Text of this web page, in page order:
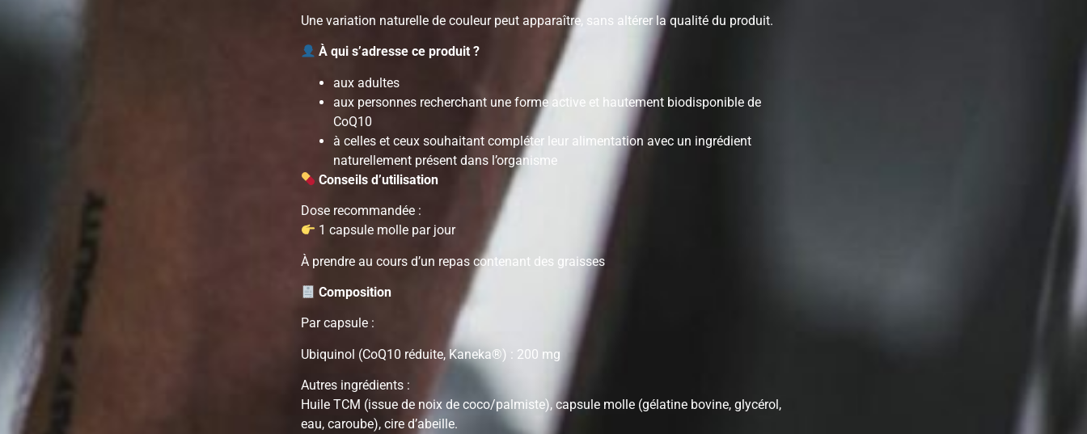
Une variation naturelle de couleur peut apparaître, sans altérer la qualité du produit.
À qui s’adresse ce produit ?
aux adultes
aux personnes recherchant une forme active et hautement biodisponible de
CoQ10
à celles et ceux souhaitant compléter leur alimentation avec un ingrédient
naturellement présent dans l’organisme
Conseils d’utilisation
Dose recommandée :
1 capsule molle par jour
À prendre au cours d’un repas contenant des graisses
Composition
Par capsule :
Ubiquinol (CoQ10 réduite, Kaneka®) : 200 mg
Autres ingrédients :
Huile TCM (issue de noix de coco/palmiste), capsule molle (gélatine bovine, glycérol,
eau, caroube), cire d’abeille.